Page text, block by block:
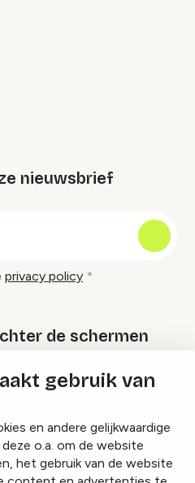
gebruik van
en andere gelijkwaardige
o.a. om de website
het gebruik van de website
nieuwsbrief
privacy policy
de schermen
Specials